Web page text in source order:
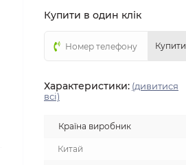
Купити в один клік
Купити
Характеристики: (дивитися
всі)
Країна виробник
Китай